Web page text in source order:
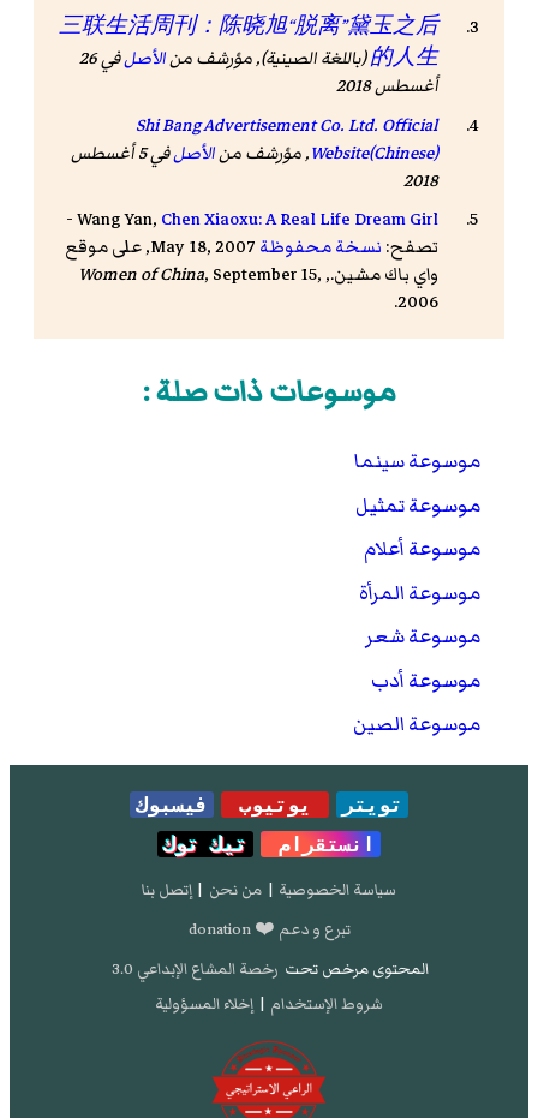
三联生活周刊：陈晓旭“脱离”黛玉之后
的人生(باللغة الصينية), مؤرشف منالأصل
في 26
أغسطس 2018
Shi Bang Advertisement Co. Ltd. Official
Website(Chinese), مؤرشف منالأصل
في 5 أغسطس
2018
Wang Yan, Chen Xiaoxu: A Real Life Dream Girl
-
تصفح: نسخة محفوظة
May 18, 2007, على موقع
واي باك مشين.,
Women of China, September 15,
2006.
موسوعات ذات صلة :
موسوعة سينما
موسوعة تمثيل
موسوعة أعلام
موسوعة المرأة
موسوعة شعر
موسوعة أدب
موسوعة الصين
تويتر يوتيوب
فيسبوك
انستقرام
تيك توك
سياسة الخصوصية | من نحن | إتصل بنا
تبرع و دعم ❤️ donation
المحتوى مرخص تحت رخصة المشاع الإبداعي 3.0
شروط الإستخدام | إخلاء المسؤولية